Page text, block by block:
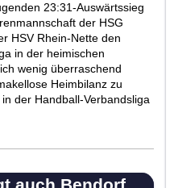
23:31-Auswärtssieg
der HSG
HSV Rhein-Nette den
in der heimischen
wenig überraschend
Heimbilanz zu
der Handball-Verbandsliga
auch Bendorf